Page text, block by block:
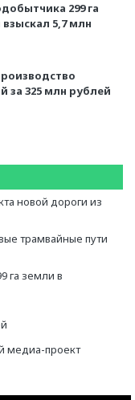
299 га
5,7 млн
за 325 млн рублей
новой дороги из
трамвайные пути
га земли в
медиа-проект